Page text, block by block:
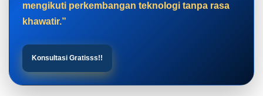
mengikuti perkembangan teknologi tanpa rasa
khawatir.”
Konsultasi Gratisss!!